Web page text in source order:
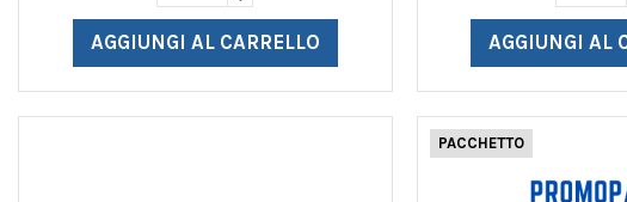
AGGIUNGI AL CARRELLO AGGIUNGI AL
PACCHETTO